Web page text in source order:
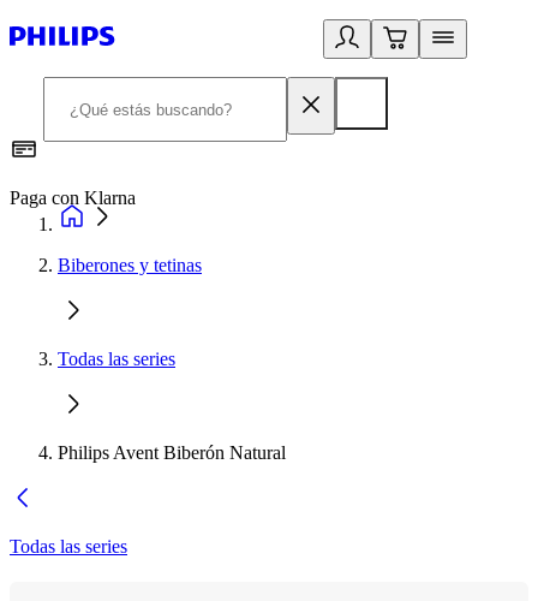
Paga con Klarna
Biberones y tetinas
Todas las series
Philips Avent Biberón Natural
Todas las series